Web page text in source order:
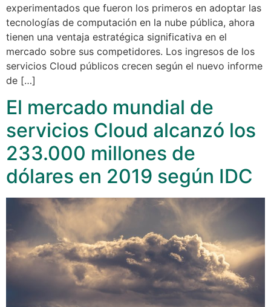
experimentados que fueron los primeros en adoptar las
tecnologías de computación en la nube pública, ahora
tienen una ventaja estratégica significativa en el
mercado sobre sus competidores. Los ingresos de los
servicios Cloud públicos crecen según el nuevo informe
de […]
El mercado mundial de
servicios Cloud alcanzó los
233.000 millones de
dólares en 2019 según IDC